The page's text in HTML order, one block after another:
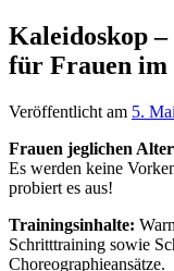
Kaleidoskop
für Frauen im
Veröffentlicht am 5.
Frauen jeglichen
Es werden keine
probiert es aus!
Trainingsinhalte:
Schritttraining sowie